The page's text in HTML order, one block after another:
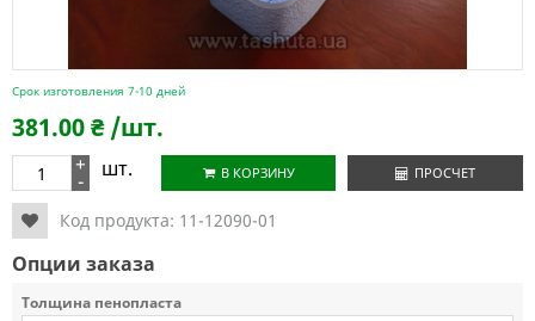
Срок изготовления 7-10 дней
381.00₴ /шт.
+
- шт. В КОРЗИНУ ПРОСЧЕТ
Код продукта: 11-12090-01
Опции заказа
Толщина пенопласта